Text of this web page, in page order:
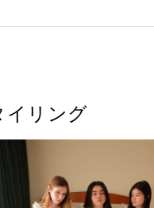
イリング